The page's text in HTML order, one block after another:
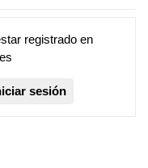
registradoen
sesión